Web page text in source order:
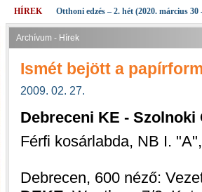
HÍREK Otthoni edzés – 2. hét (2020. március
Archívum - Hírek
Ismét bejött a
2009. 02. 27.
Debreceni KE - Szolnoki
Férfi kosárlabda, NB I.
Debrecen, 600 néző: